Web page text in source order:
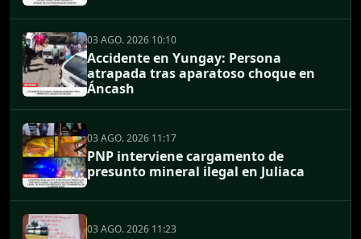
03 AGO. 2026 10:10
Accidente en Yungay: Persona
atrapada tras aparatoso choque en
Áncash
03 AGO. 2026 11:17
PNP interviene cargamento de
presunto mineral ilegal en Juliaca
03 AGO. 2026 11:23